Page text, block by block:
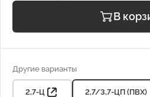
В
Другие варианты
2,7-Ц 2,7/3,7-ЦП (ПВХ)